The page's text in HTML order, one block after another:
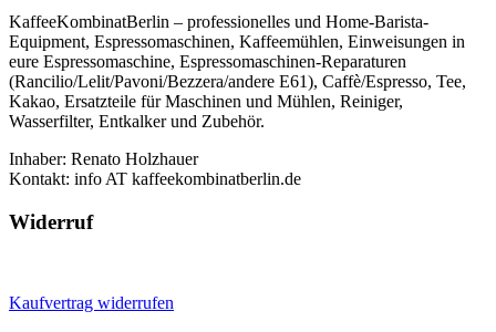
KaffeeKombinatBerlin – professionelles und Home-Barista-
Equipment, Espressomaschinen, Kaffeemühlen, Einweisungen in
eure Espressomaschine, Espressomaschinen-Reparaturen
(Rancilio/Lelit/Pavoni/Bezzera/andere E61), Caffè/Espresso, Tee,
Kakao, Ersatzteile für Maschinen und Mühlen, Reiniger,
Wasserfilter, Entkalker und Zubehör.
Inhaber: Renato Holzhauer
Kontakt: info AT kaffeekombinatberlin.de
Widerruf
Kaufvertrag widerrufen